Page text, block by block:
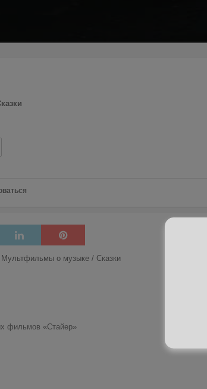
Мультфильмы о музыке / Сказки
фильмов «Стайер»